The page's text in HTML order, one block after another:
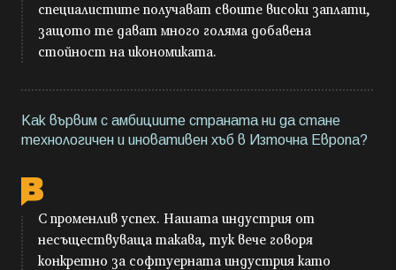
специалистите получават своите високи заплати,
защото те дават много голяма добавена
стойност на икономиката.
Как вървим с амбициите страната ни да стане
технологичен и иновативен хъб в Източна Европа?
С променлив успех. Нашата индустрия от
несъществуваща такава, тук вече говоря
конкретно за софтуерната индустрия като